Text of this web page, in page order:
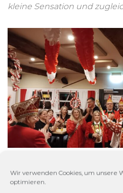
Wir verwenden Cookies, um unsere
optimieren.
kleine Sensation und
18
2025